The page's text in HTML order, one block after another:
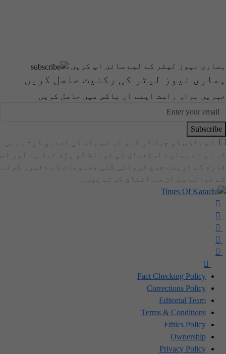
ہماری نیوز لیٹر کے لیے سائن اپ کریں
ہماری نیوز لیٹر کی رکنیت حاصل کریں
خبریں براہِ راست اپنے ان باکس میں حاصل کریں
Subscribe
اس باکس کو چیک کر کے، آپ اس بات کی تصدیق کرتے ہیں
کہ آپ نے ہمارے استعمال کی شرائط کو پڑھ لیا ہے اور اس
فارم کے ذریعے جمع کروائی گئی معلومات کے ذخیرہ کرنے
کے حوالے سے ان سے اتفاق کرتے ہیں۔
Fact Checking Policy
Corrections Policy
Editorial Team
Terms & Conditions
Ethics Policy
Ownership
Privacy Policy